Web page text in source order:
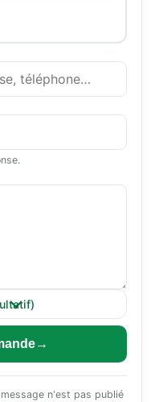
n'est pas publié